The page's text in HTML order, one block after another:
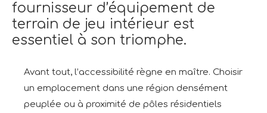
fournisseur d’équipement de
terrain de jeu intérieur est
essentiel à son triomphe.
Avant tout, l’accessibilité règne en maître. Choisir
un emplacement dans une région densément
peuplée ou à proximité de pôles résidentiels